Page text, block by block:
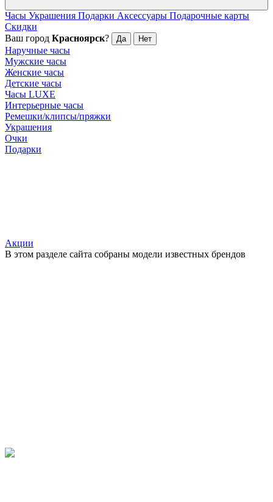
Часы Украшения Подарки Аксессуары Подарочные карты
Скидки
Ваш город Красноярск? Да Нет
Наручные часы
Мужские часы
Женские часы
Детские часы
Часы LUXE
Интерьерные часы
Ремешки/клипсы/пряжки
Украшения
Очки
Подарки
Акции
В этом разделе сайта собраны модели известных брендов